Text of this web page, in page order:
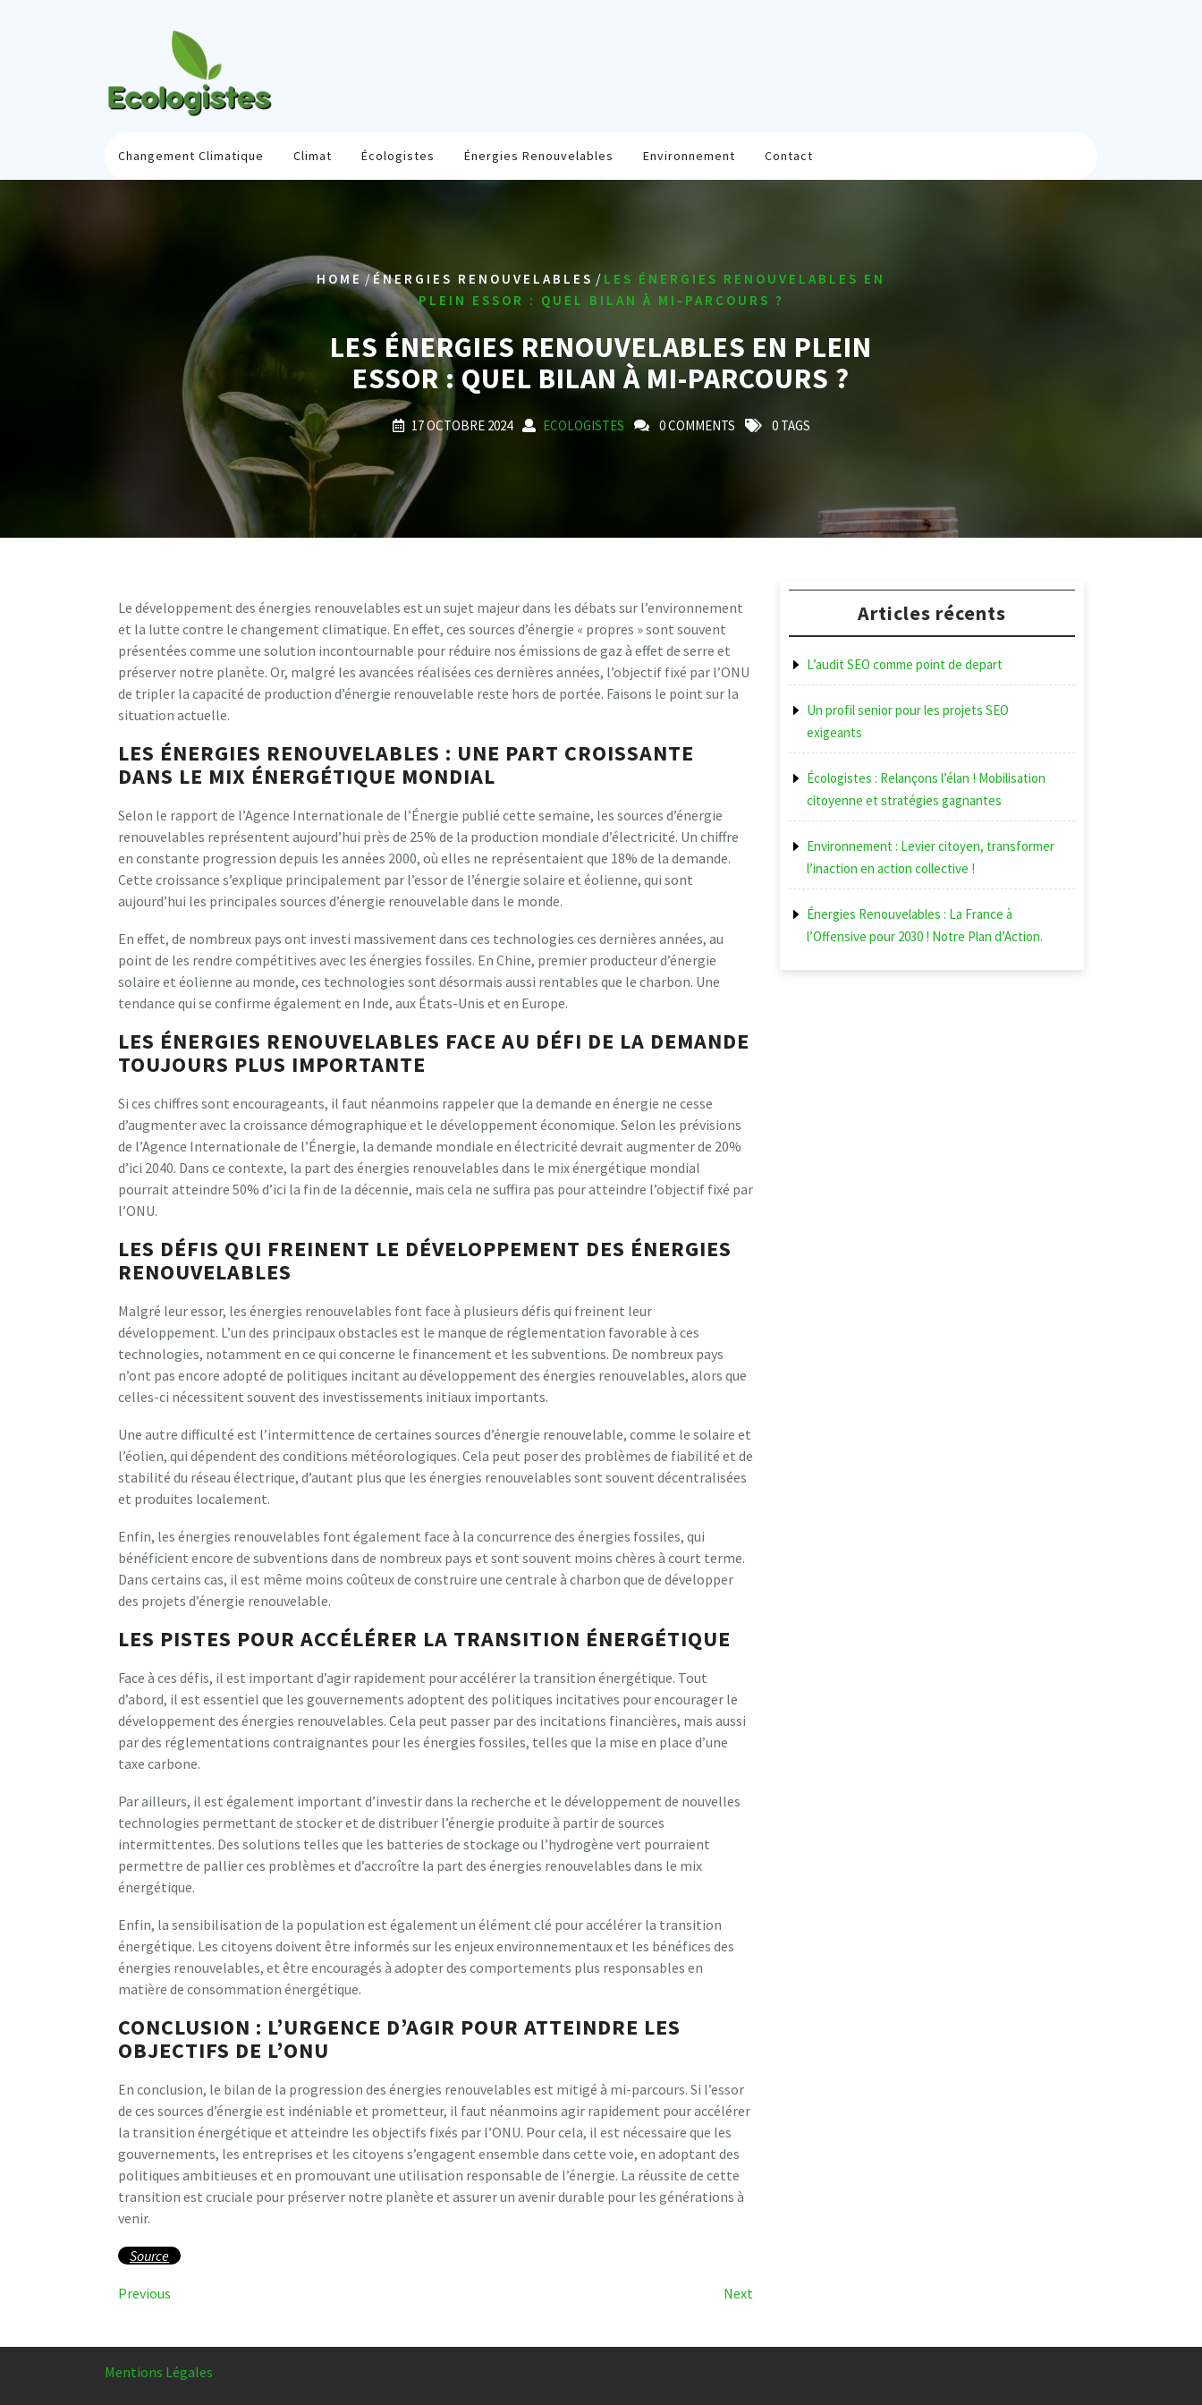
Changement Climatique Climat Écologistes Énergies Renouvelables Environnement Contact
HOME /ÉNERGIES RENOUVELABLES / LES ÉNERGIES RENOUVELABLES EN
PLEIN ESSOR : QUEL BILAN À MI-PARCOURS ?
LES ÉNERGIES RENOUVELABLES EN PLEIN
ESSOR : QUEL BILAN À MI-PARCOURS ?
17 OCTOBRE 2024 ECOLOGISTES 0 COMMENTS 0 TAGS
Le développement des énergies renouvelables est un sujet majeur dans les débats sur l’environnement
et la lutte contre le changement climatique. En effet, ces sources d’énergie « propres » sont souvent
présentées comme une solution incontournable pour réduire nos émissions de gaz à effet de serre et
préserver notre planète. Or, malgré les avancées réalisées ces dernières années, l’objectif fixé par l’ONU
de tripler la capacité de production d’énergie renouvelable reste hors de portée. Faisons le point sur la
situation actuelle.
LES ÉNERGIES RENOUVELABLES : UNE PART CROISSANTE
DANS LE MIX ÉNERGÉTIQUE MONDIAL
Selon le rapport de l’Agence Internationale de l’Énergie publié cette semaine, les sources d’énergie
renouvelables représentent aujourd’hui près de 25% de la production mondiale d’électricité. Un chiffre
en constante progression depuis les années 2000, où elles ne représentaient que 18% de la demande.
Cette croissance s’explique principalement par l’essor de l’énergie solaire et éolienne, qui sont
aujourd’hui les principales sources d’énergie renouvelable dans le monde.
En effet, de nombreux pays ont investi massivement dans ces technologies ces dernières années, au
point de les rendre compétitives avec les énergies fossiles. En Chine, premier producteur d’énergie
solaire et éolienne au monde, ces technologies sont désormais aussi rentables que le charbon. Une
tendance qui se confirme également en Inde, aux États-Unis et en Europe.
LES ÉNERGIES RENOUVELABLES FACE AU DÉFI DE LA DEMANDE
TOUJOURS PLUS IMPORTANTE
Si ces chiffres sont encourageants, il faut néanmoins rappeler que la demande en énergie ne cesse
d’augmenter avec la croissance démographique et le développement économique. Selon les prévisions
de l’Agence Internationale de l’Énergie, la demande mondiale en électricité devrait augmenter de 20%
d’ici 2040. Dans ce contexte, la part des énergies renouvelables dans le mix énergétique mondial
pourrait atteindre 50% d’ici la fin de la décennie, mais cela ne suffira pas pour atteindre l’objectif fixé par
l’ONU.
LES DÉFIS QUI FREINENT LE DÉVELOPPEMENT DES ÉNERGIES
RENOUVELABLES
Malgré leur essor, les énergies renouvelables font face à plusieurs défis qui freinent leur
développement. L’un des principaux obstacles est le manque de réglementation favorable à ces
technologies, notamment en ce qui concerne le financement et les subventions. De nombreux pays
n’ont pas encore adopté de politiques incitant au développement des énergies renouvelables, alors que
celles-ci nécessitent souvent des investissements initiaux importants.
Une autre difficulté est l’intermittence de certaines sources d’énergie renouvelable, comme le solaire et
l’éolien, qui dépendent des conditions météorologiques. Cela peut poser des problèmes de fiabilité et de
stabilité du réseau électrique, d’autant plus que les énergies renouvelables sont souvent décentralisées
et produites localement.
Enfin, les énergies renouvelables font également face à la concurrence des énergies fossiles, qui
bénéficient encore de subventions dans de nombreux pays et sont souvent moins chères à court terme.
Dans certains cas, il est même moins coûteux de construire une centrale à charbon que de développer
des projets d’énergie renouvelable.
LES PISTES POUR ACCÉLÉRER LA TRANSITION ÉNERGÉTIQUE
Face à ces défis, il est important d’agir rapidement pour accélérer la transition énergétique. Tout
d’abord, il est essentiel que les gouvernements adoptent des politiques incitatives pour encourager le
développement des énergies renouvelables. Cela peut passer par des incitations financières, mais aussi
par des réglementations contraignantes pour les énergies fossiles, telles que la mise en place d’une
taxe carbone.
Par ailleurs, il est également important d’investir dans la recherche et le développement de nouvelles
technologies permettant de stocker et de distribuer l’énergie produite à partir de sources
intermittentes. Des solutions telles que les batteries de stockage ou l’hydrogène vert pourraient
permettre de pallier ces problèmes et d’accroître la part des énergies renouvelables dans le mix
énergétique.
Enfin, la sensibilisation de la population est également un élément clé pour accélérer la transition
énergétique. Les citoyens doivent être informés sur les enjeux environnementaux et les bénéfices des
énergies renouvelables, et être encouragés à adopter des comportements plus responsables en
matière de consommation énergétique.
CONCLUSION : L’URGENCE D’AGIR POUR ATTEINDRE LES
OBJECTIFS DE L’ONU
En conclusion, le bilan de la progression des énergies renouvelables est mitigé à mi-parcours. Si l’essor
de ces sources d’énergie est indéniable et prometteur, il faut néanmoins agir rapidement pour accélérer
la transition énergétique et atteindre les objectifs fixés par l’ONU. Pour cela, il est nécessaire que les
gouvernements, les entreprises et les citoyens s’engagent ensemble dans cette voie, en adoptant des
politiques ambitieuses et en promouvant une utilisation responsable de l’énergie. La réussite de cette
transition est cruciale pour préserver notre planète et assurer un avenir durable pour les générations à
venir.
Source
Navigation
l’article
Previous
Previous
Next
Next
Articles récents
L’audit SEO comme point de depart
Un profil senior pour les projets SEO
exigeants
Écologistes : Relançons l’élan ! Mobilisation
citoyenne et stratégies gagnantes
Environnement : Levier citoyen, transformer
l’inaction en action collective !
Énergies Renouvelables : La France à
l’Offensive pour 2030 ! Notre Plan d’Action.
Mentions Légales